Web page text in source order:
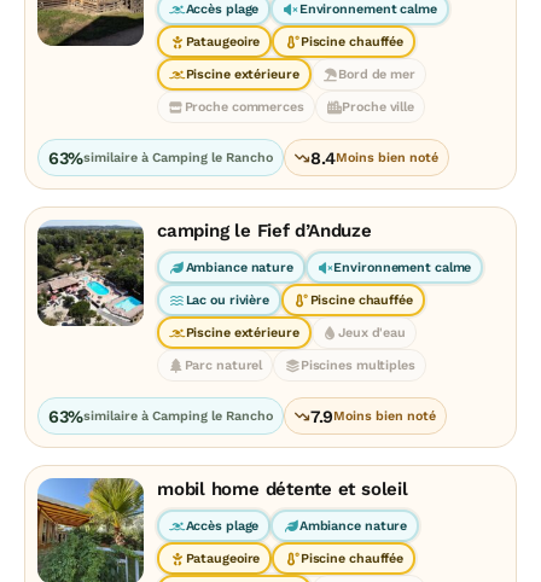
Accès plage Environnement calme
Pataugeoire Piscine chauffée
Piscine extérieure Bord de mer
Proche commerces Proche ville
63%similaire à Camping le Rancho 8.4Moins bien noté
camping le Fief d’Anduze
Ambiance nature Environnement calme
Lac ou rivière Piscine chauffée
Piscine extérieure Jeux d'eau
Parc naturel Piscines multiples
63%similaire à Camping le Rancho 7.9Moins bien noté
mobil home détente et soleil
Accès plage Ambiance nature
Pataugeoire Piscine chauffée